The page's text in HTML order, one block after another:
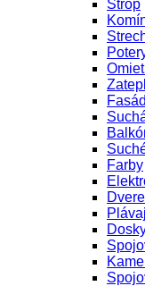
Strop
Farby
Dvere